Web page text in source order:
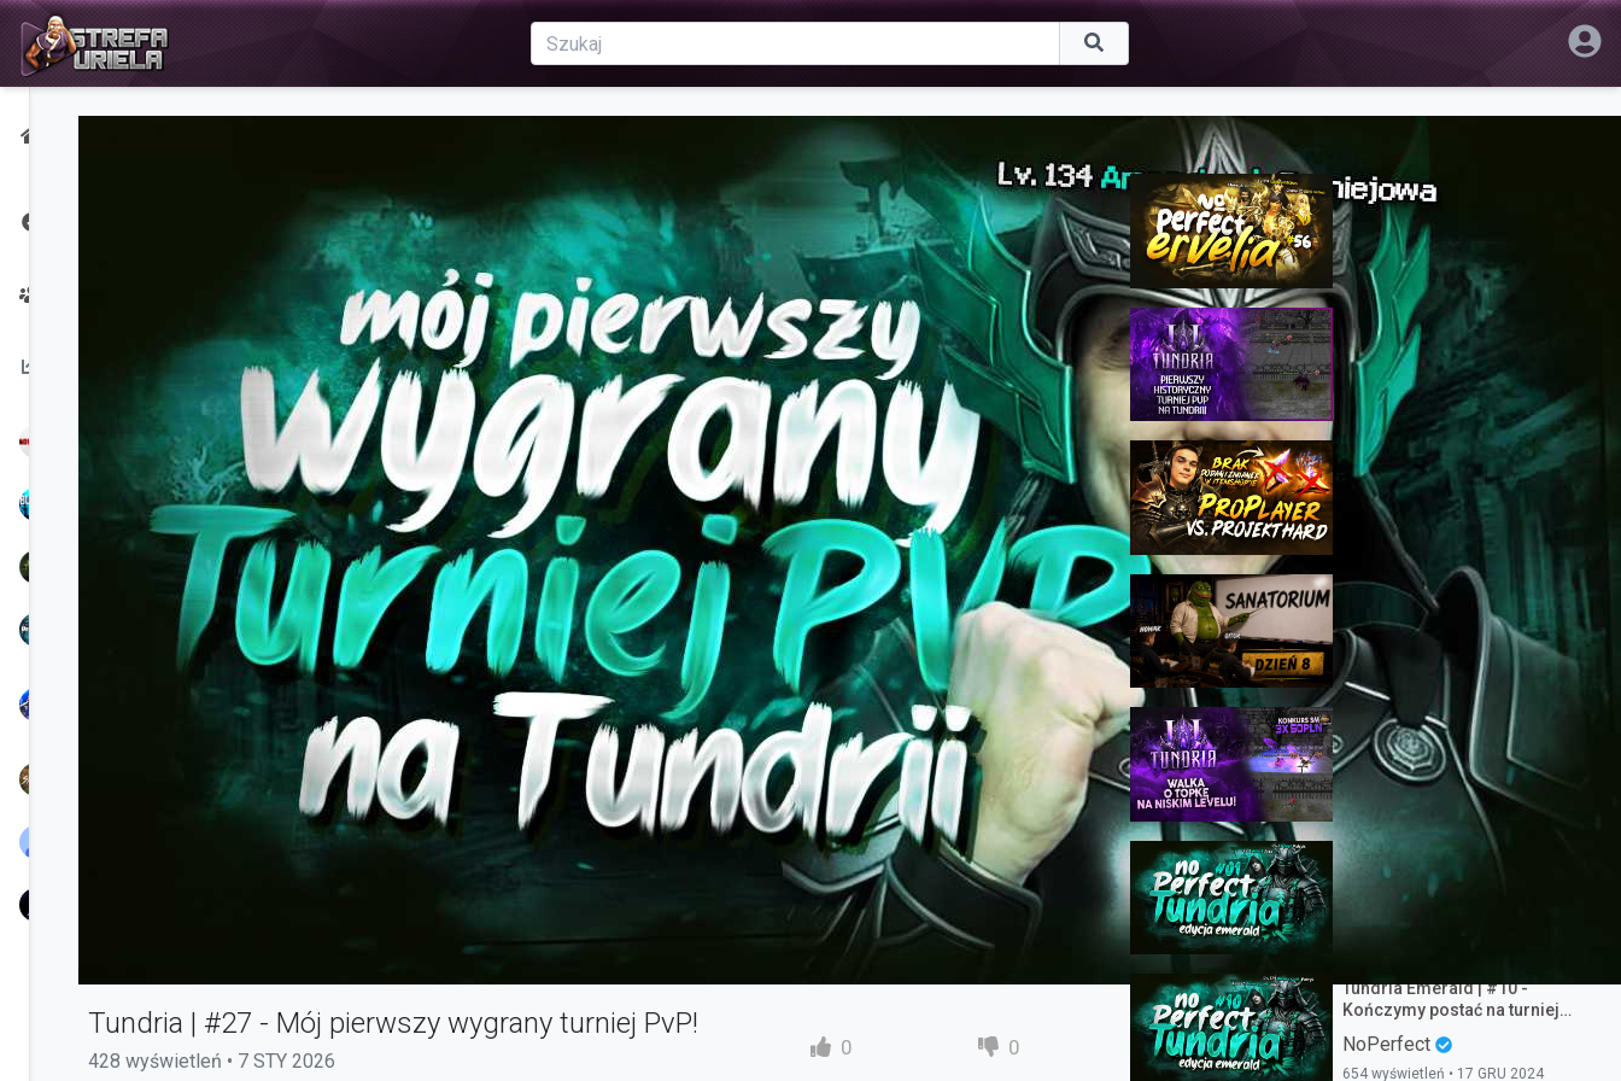
Strona
NoPerfect
TreamProduction
Tundria | #27 - Mój pierwszy wygrany turniej PvP!
428 wyświetleń • 7 STY 2026
0 0
Proponowane
Ervelia | #56 - Mój pierwszy raz
na arenach PVP!
NoPerfect
157 wyświetleń • 4 MAR 2025
TUNDRIA2.PL #77 - WALKA O
TYTUŁ TOP1? PIERWSZY
TURNIEJ PVP!
TreamProduction
117 wyświetleń • 7 MAR 2025
Projekt Hard | MÓJ PIERWSZY
RAZ NA SERWERZE HARD!
NoPerfect
7,523 wyświetleń • 20 LUT 2026
PIERWSZY NA SANATORIUM! -
Sovelia Turniej YouTuberow -
DZIEŃ 8
Bubbex
676 wyświetleń • 12 MAJ 2026
TUNDRIA2 #120 - PIERWSZY
TAKI TURNIEJ W HISTORII!
TreamProduction
53 wyświetleń • 9 STY 2026
Tundria Emerald | #1 - Mój
pomysł na biznes wypalił!
Tundria Emerald | #10 -
Kończymy postać na turniej
gildii!
NoPerfect
654 wyświetleń • 17 GRU 2024